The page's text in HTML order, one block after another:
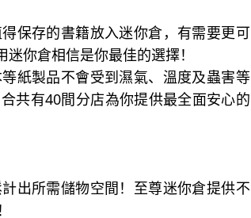
保存的書籍放入迷你倉，有需要更可
你倉相信是你最佳的選擇！
紙製品不會受到濕氣、溫度及蟲害等
共有40間分店為你提供最全面安心的
出所需儲物空間！至尊迷你倉提供不